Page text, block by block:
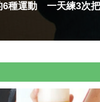
6種運動 一天練3次